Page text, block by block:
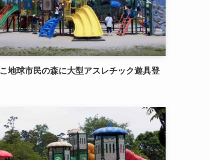
地球市民の森に大型アスレチック遊具登